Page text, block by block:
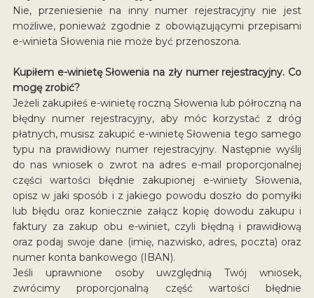
Nie, przeniesienie na inny numer rejestracyjny nie jest
możliwe, ponieważ zgodnie z obowiązującymi przepisami
e-winieta Słowenia nie może być przenoszona.
Kupiłem e-winietę Słowenia na zły numer rejestracyjny. Co
mogę zrobić?
Jeżeli zakupiłeś e-winietę roczną Słowenia lub półroczną na
błędny numer rejestracyjny, aby móc korzystać z dróg
płatnych, musisz zakupić e-winietę Słowenia tego samego
typu na prawidłowy numer rejestracyjny. Następnie wyślij
do nas wniosek o zwrot na adres e-mail proporcjonalnej
części wartości błędnie zakupionej e-winiety Słowenia,
opisz w jaki sposób i z jakiego powodu doszło do pomyłki
lub błędu oraz koniecznie załącz kopię dowodu zakupu i
faktury za zakup obu e-winiet, czyli błędną i prawidłową
oraz podaj swoje dane (imię, nazwisko, adres, poczta) oraz
numer konta bankowego (IBAN).
Jeśli uprawnione osoby uwzględnią Twój wniosek,
zwrócimy proporcjonalną część wartości błędnie